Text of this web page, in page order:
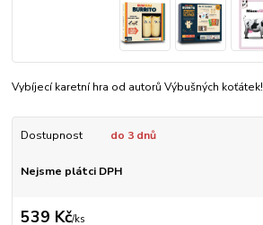
Vybíjecí karetní hra od autorů Výbušných koťátek!
Dostupnost do 3 dnů
Nejsme plátci DPH
539 Kč/ks